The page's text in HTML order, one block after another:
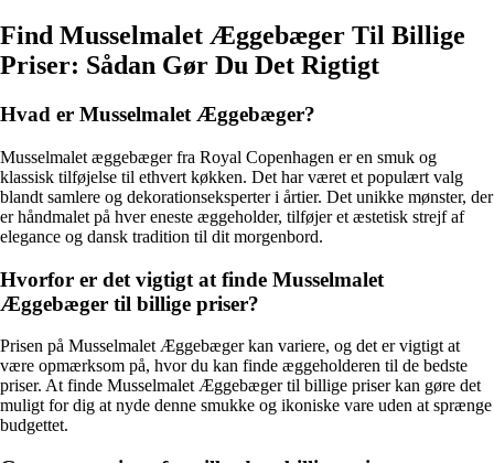
Find Musselmalet Æggebæger Til Billige
Priser: Sådan Gør Du Det Rigtigt
Hvad er Musselmalet Æggebæger?
Musselmalet æggebæger fra Royal Copenhagen er en smuk og
klassisk tilføjelse til ethvert køkken. Det har været et populært valg
blandt samlere og dekorationseksperter i årtier. Det unikke mønster, der
er håndmalet på hver eneste æggeholder, tilføjer et æstetisk strejf af
elegance og dansk tradition til dit morgenbord.
Hvorfor er det vigtigt at finde Musselmalet
Æggebæger til billige priser?
Prisen på Musselmalet Æggebæger kan variere, og det er vigtigt at
være opmærksom på, hvor du kan finde æggeholderen til de bedste
priser. At finde Musselmalet Æggebæger til billige priser kan gøre det
muligt for dig at nyde denne smukke og ikoniske vare uden at sprænge
budgettet.